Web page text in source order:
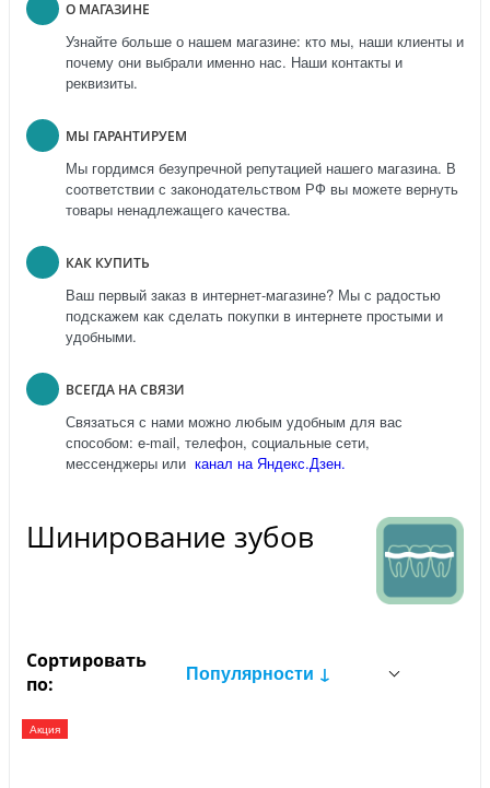
О МАГАЗИНЕ
Узнайте больше о нашем магазине: кто мы, наши клиенты и
почему они выбрали именно нас. Наши контакты и
реквизиты.
МЫ ГАРАНТИРУЕМ
Мы гордимся безупречной репутацией нашего магазина. В
соответствии с законодательством РФ вы можете вернуть
товары ненадлежащего качества.
КАК КУПИТЬ
Ваш первый заказ в интернет-магазине? Мы с радостью
подскажем как сделать покупки в интернете простыми и
удобными.
ВСЕГДА НА СВЯЗИ
Связаться с нами можно любым удобным для вас
способом: e-mail, телефон, социальные сети,
мессенджеры или канал на Яндекс.Дзен.
Шинирование зубов
Сортировать
по:
Популярности ↓
Акция